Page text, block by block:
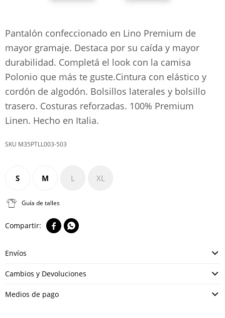
Pantalón confeccionado en Lino Premium de
mayor gramaje. Destaca por su caída y mayor
durabilidad. Completá el look con la camisa
Polonio que más te guste.Cintura con elástico y
cordón de algodón. Bolsillos laterales y bolsillo
trasero. Costuras reforzadas. 100% Premium
Linen. Hecho en Italia.
M35PTLL003-503
S M L XL
Guía de talles
 
Envíos
Cambios y Devoluciones
Medios de pago